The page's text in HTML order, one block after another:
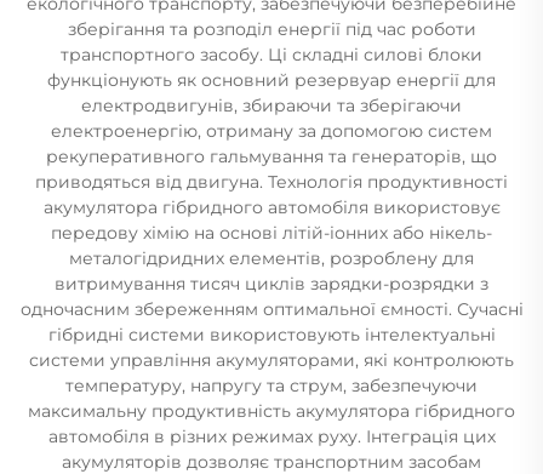
зберігання та розподіл енергії під час роботи
транспортного засобу. Ці складні силові блоки
функціонують як основний резервуар енергії для
електродвигунів, збираючи та зберігаючи
електроенергію, отриману за допомогою систем
рекуперативного гальмування та генераторів, що
приводяться від двигуна. Технологія продуктивності
акумулятора гібридного автомобіля використовує
передову хімію на основі літій-іонних або нікель-
металогідридних елементів, розроблену для
витримування тисяч циклів зарядки-розрядки з
одночасним збереженням оптимальної ємності. Сучасні
гібридні системи використовують інтелектуальні
системи управління акумуляторами, які контролюють
температуру, напругу та струм, забезпечуючи
максимальну продуктивність акумулятора гібридного
автомобіля в різних режимах руху. Інтеграція цих
акумуляторів дозволяє транспортним засобам